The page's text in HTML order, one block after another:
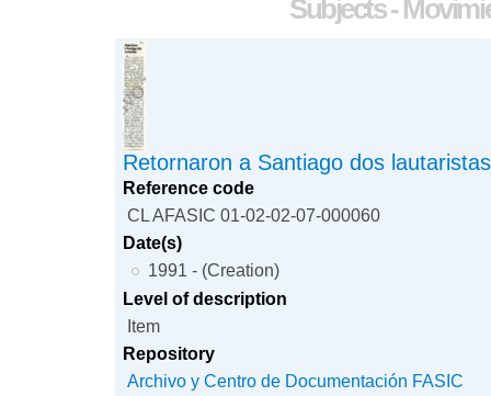
Subjects -
Retornaron a Santiago dos lautaristas
Reference code
CL AFASIC 01-02-02-07-000060
Date(s)
1991 - (Creation)
Level of description
Item
Repository
Archivo y Centro de Documentación FASIC